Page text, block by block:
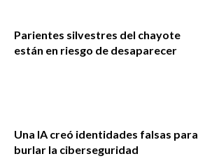
Parientes silvestres del chayote
están en riesgo de desaparecer
Una IA creó identidades falsas para
burlar la ciberseguridad